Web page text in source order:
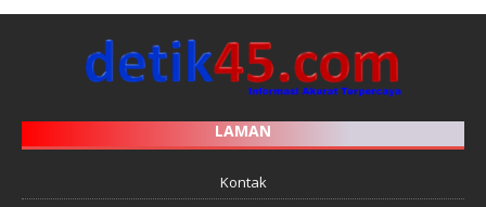
LAMAN
Kontak